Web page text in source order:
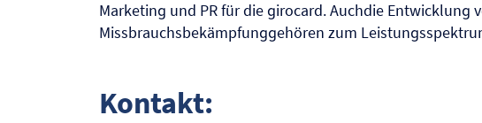
Marketing und PR für die girocard. Auchdie
Missbrauchsbekämpfunggehören zum
Kontakt: